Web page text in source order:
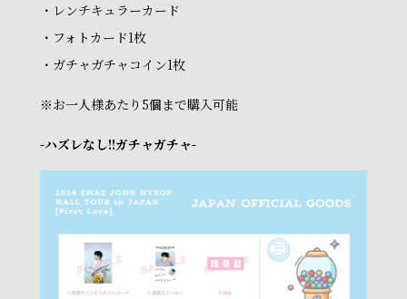
・レンチキュラーカード
・フォトカード1枚
・ガチャガチャコイン1枚
※お一人様あたり5個まで購入可能
-ハズレなし!!ガチャガチャ-